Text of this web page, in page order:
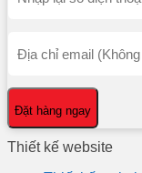
Đặt hàng ngay
Thiết kế website